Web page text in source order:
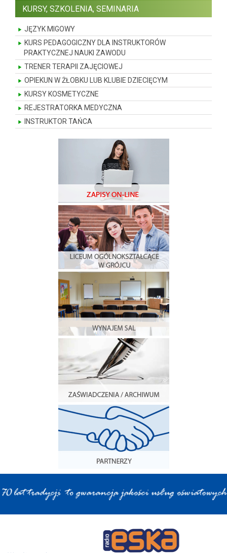
KURSY, SZKOLENIA, SEMINARIA
JĘZYK MIGOWY
KURS PEDAGOGICZNY DLA INSTRUKTORÓW
PRAKTYCZNEJ NAUKI ZAWODU
TRENER TERAPII ZAJĘCIOWEJ
OPIEKUN W ŻŁOBKU LUB KLUBIE DZIECIĘCYM
KURSY KOSMETYCZNE
REJESTRATORKA MEDYCZNA
INSTRUKTOR TAŃCA